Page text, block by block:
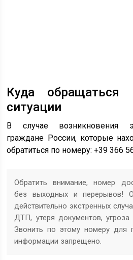
Куда обращаться
ситуации
В случае возникновения
граждане России, которые
обратиться по номеру: +39 366
Обратить внимание, номер
без выходных и перерывов!
действительно экстренных
ДТП, утеря документов,
Звонить по этому номеру для
информации запрещено.